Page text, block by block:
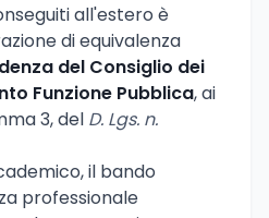
all'estero è
di equivalenza
del Consiglio dei
Funzione Pubblica, ai
3, del D. Lgs. n.
il bando
professionale